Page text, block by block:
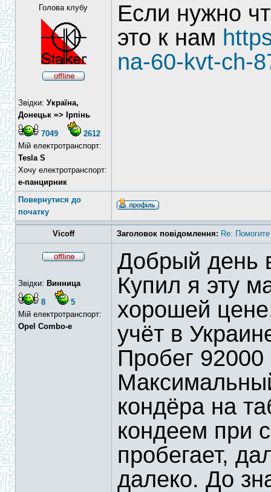
Голова клубу
Звідки: Україна,
Донецьк => Ірпінь
7049
2612
Мій електротранспорт:
Tesla S
Хочу електротранспорт:
е-панцирник
Если нужно
это к нам
na-60-kvt-ch-
Повернутися до
початку
Vicoff Заголовок повідомлення: Re:
Звідки: Винница
8
5
Мій електротранспорт:
Opel Combo-e
Добрый день
Купил я эту
хорошей
учёт в
Пробег
кондёра на
кондеем при
пробегает,
далеко. До